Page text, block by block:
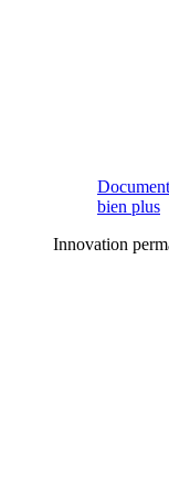
bien plus
Innovation